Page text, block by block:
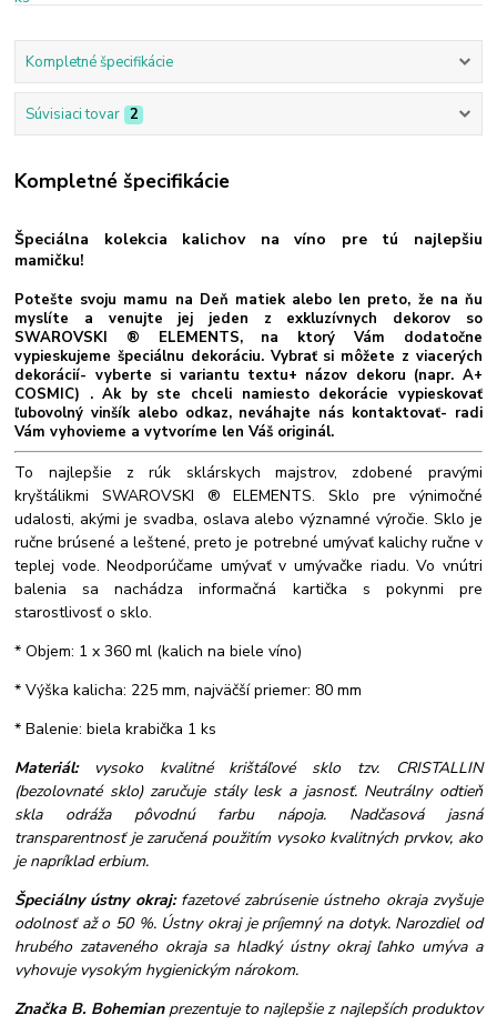
Kompletné špecifikácie
Súvisiaci tovar 2
Kompletné špecifikácie
Špeciálna kolekcia kalichov na víno pre tú najlepšiu
mamičku!
Potešte svoju mamu na Deň matiek alebo len preto, že na ňu
myslíte a venujte jej jeden z exkluzívnych dekorov so
SWAROVSKI ® ELEMENTS, na ktorý Vám dodatočne
vypieskujeme špeciálnu dekoráciu. Vybrať si môžete z viacerých
dekorácií- vyberte si variantu textu+ názov dekoru (napr. A+
COSMIC) . Ak by ste chceli namiesto dekorácie vypieskovať
ľubovolný vinšík alebo odkaz, neváhajte nás kontaktovať- radi
Vám vyhovieme a vytvoríme len Váš originál.
To najlepšie z rúk sklárskych majstrov, zdobené pravými
kryštálikmi SWAROVSKI ® ELEMENTS. Sklo pre výnimočné
udalosti, akými je svadba, oslava alebo významné výročie. Sklo je
ručne brúsené a leštené, preto je potrebné umývať kalichy ručne v
teplej vode. Neodporúčame umývať v umývačke riadu. Vo vnútri
balenia sa nachádza informačná kartička s pokynmi pre
starostlivosť o sklo.
* Objem: 1 x 360 ml (kalich na biele víno)
* Výška kalicha: 225 mm, najväčší priemer: 80 mm
* Balenie: biela krabička 1 ks
Materiál:
vysoko kvalitné krištáľové sklo tzv. CRISTALLIN
(bezolovnaté sklo) zaručuje stály lesk a jasnosť. Neutrálny odtieň
skla odráža pôvodnú farbu nápoja. Nadčasová jasná
transparentnosť je zaručená použitím vysoko kvalitných prvkov, ako
je napríklad erbium.
Špeciálny ústny okraj: fazetové zabrúsenie ústneho okraja zvyšuje
odolnosť až o 50 %. Ústny okraj je príjemný na dotyk. Narozdiel od
hrubého zataveného okraja sa hladký ústny okraj ľahko umýva a
vyhovuje vysokým hygienickým nárokom.
Značka B. Bohemianprezentuje to najlepšie z najlepších produktov